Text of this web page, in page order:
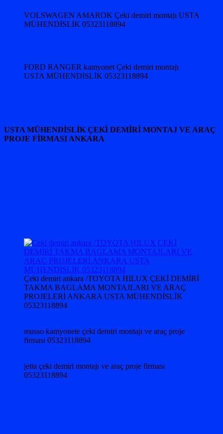
VOLSWAGEN AMAROK Çeki demiri montajı USTA
MÜHENDİSLİK 05323118894
FORD RANGER kamyonet Çeki demiri montajı
USTA MÜHENDİSLİK 05323118894
USTA MÜHENDİSLİK ÇEKİ DEMİRİ MONTAJ VE ARAÇ
PROJE FİRMASI ANKARA
Çeki demiri ankara /TOYOTA HILUX ÇEKİ DEMİRİ
TAKMA BAGLAMA MONTAJLARI VE ARAÇ
PROJELERİ ANKARA USTA MÜHENDİSLİK
05323118894
musso kamyonete çeki demiri montajı ve araç proje
firması 05323118894
jetta çeki demiri montajı ve araç proje firması
05323118894